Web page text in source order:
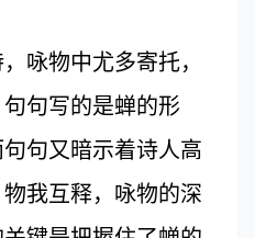
物中尤多寄托，
句写的是蝉的形
句又暗示着诗人高
我互释，咏物的深